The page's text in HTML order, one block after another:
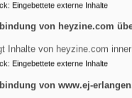
: Eingebettete externe Inhalte
von heyzine.com
Inhalte von heyzine.com
: Eingebettete externe Inhalte
von www.ej-